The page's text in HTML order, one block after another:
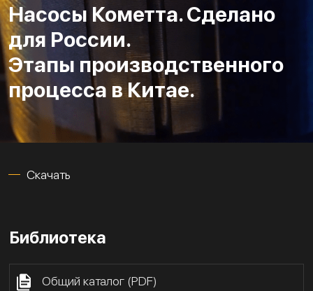
Насосы Кометта. Сделано
для России.
Этапы производственного
процесса в Китае.
Скачать
Библиотека
Общий каталог (PDF)